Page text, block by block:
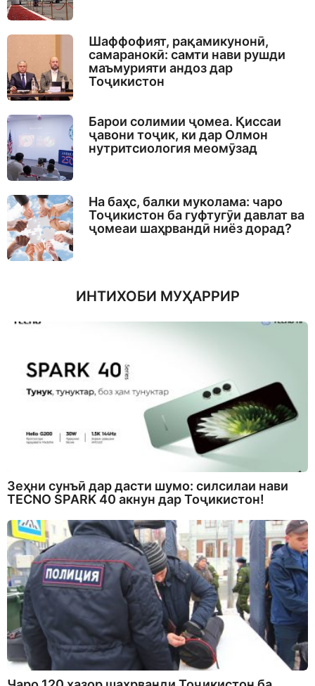
Шаффофият, рақамикунонӣ,
самаранокӣ: самти нави рушди
маъмурияти андоз дар
Тоҷикистон
Барои солимии ҷомеа. Қиссаи
ҷавони тоҷик, ки дар Олмон
нутритсиология меомӯзад
На баҳс, балки муколама: чаро
Тоҷикистон ба гуфтугӯи давлат ва
ҷомеаи шаҳрвандӣ ниёз дорад?
ИНТИХОБИ МУҲАРРИР
Зеҳни сунъӣ дар дасти шумо: силсилаи нави
TECNO SPARK 40 акнун дар Тоҷикистон!